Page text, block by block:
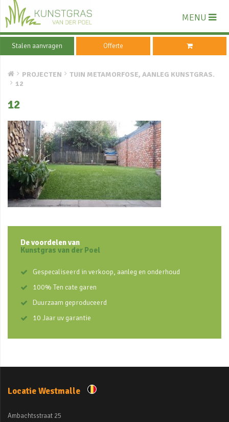
MENU
Stalen aanvragen Offerte
PROJECTEN
TUIN METAMORFOSE, AANLEG KUNSTGRAS.
12
12
De voordelen van
Kunstgras van der Poel
Gespecaliseerd in verkoop, aanleg en onderhoud
100% Ten cate garen
Duurzaam geproduceerd
10 Jaar uv garantie
Locatie Westmalle
Ambachtsstraat 25